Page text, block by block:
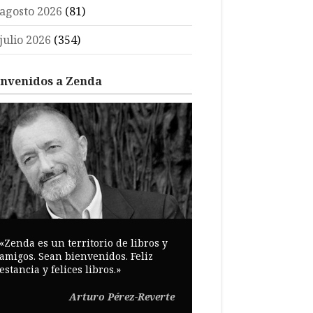
2026 (81)
2026 (354)
a Zenda
es un territorio de libros y
Sean bienvenidos. Feliz
y felices libros.»
Arturo Pérez-Reverte